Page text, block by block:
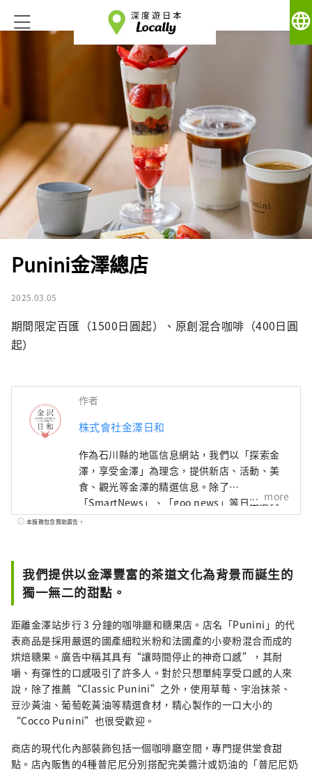
language
Punini金澤總店
2025.03.05
期間限定百匯（1500日圓起）、原創混合咖啡（400日圓
起）
作者
株式會社金澤日和
作為石川縣的地區信息網站，我們以「探索金
澤，享受金澤」為理念，提供新店、活動、美
食、觀光等金澤的精選信息。除了
「SmartNews」、「goo news」等日本國內
媒體外，我們還與中國、台灣、香港、泰國、
more
本服務包含贊助廣告。
我們提供以金澤豐富的茶道文化為背景而誕生的
獨一無二的甜點。
距離金澤站步行 3 分鐘的咖啡廳和糖果店。店名「Punini」的代
表商品是採用嚴選的國產細粒米粉和法國產的小麥粉混合而成的
烘焙糖果。廣告中稱其具有“讓時間停止的神奇口感”，其耐
嚼、有彈性的口感吸引了許多人。對於只想單純享受口感的人來
說，除了推薦“Classic Punini”之外，使用草莓、宇治抹茶、
豆沙黃油、葡萄乾黃油等精選食材，精心製作的一口大小的
“Cocco Punini”也很受歡迎。
商店的現代化內部裝飾包括一個咖啡廳空間，專門提供堂食甜
點。店內販售的4種普尼尼分別搭配完美醬汁或奶油的「普尼尼奶